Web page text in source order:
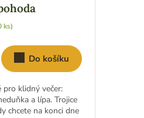
ks)
Do košíku
pro klidný večer:
a lípa. Trojice
chcete na konci dne